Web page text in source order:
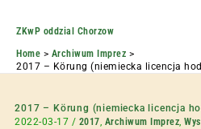
ZKwP oddzial Chorzow
Home
Archiwum Imprez
2017 – Körung (niemiecka licencja
2017 – Körung (niemiecka licencja
2022-03-17 / 2017, Archiwum Imprez,